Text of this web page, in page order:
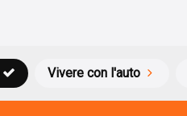
Vivere con l'auto